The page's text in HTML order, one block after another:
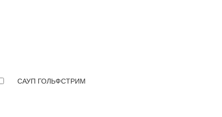
САУП ГОЛЬФСТРИМ